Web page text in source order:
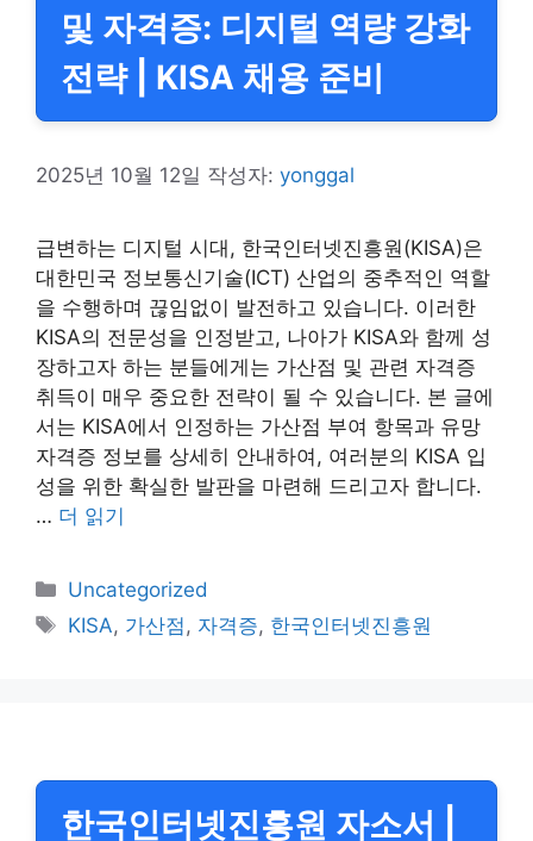
및 자격증: 디지털 역량 강화
전략 | KISA 채용 준비
2025년 10월 12일 작성자: yonggal
급변하는 디지털 시대, 한국인터넷진흥원(KISA)은
대한민국 정보통신기술(ICT) 산업의 중추적인 역할
을 수행하며 끊임없이 발전하고 있습니다. 이러한
KISA의 전문성을 인정받고, 나아가 KISA와 함께 성
장하고자 하는 분들에게는 가산점 및 관련 자격증
취득이 매우 중요한 전략이 될 수 있습니다. 본 글에
서는 KISA에서 인정하는 가산점 부여 항목과 유망
자격증 정보를 상세히 안내하여, 여러분의 KISA 입
성을 위한 확실한 발판을 마련해 드리고자 합니다.
… 더 읽기
카
테
Uncategorized
태
KISA, 가산점 , 자격증, 한국인터넷진흥원
한국인터넷진흥원 자소서 |